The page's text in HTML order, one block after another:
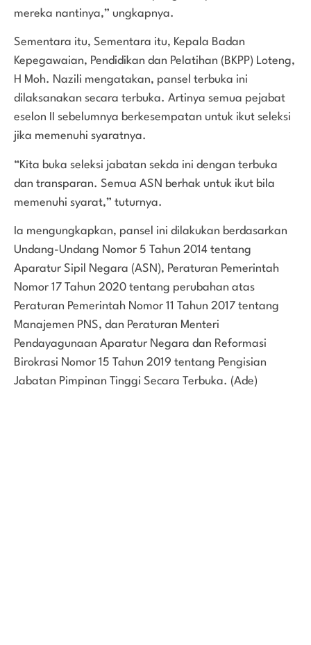
mereka nantinya,” ungkapnya.
Sementara itu, Sementara itu, Kepala Badan
Kepegawaian, Pendidikan dan Pelatihan (BKPP) Loteng,
H Moh. Nazili mengatakan, pansel terbuka ini
dilaksanakan secara terbuka. Artinya semua pejabat
eselon II sebelumnya berkesempatan untuk ikut seleksi
jika memenuhi syaratnya.
“Kita buka seleksi jabatan sekda ini dengan terbuka
dan transparan. Semua ASN berhak untuk ikut bila
memenuhi syarat,” tuturnya.
Ia mengungkapkan, pansel ini dilakukan berdasarkan
Undang-Undang Nomor 5 Tahun 2014 tentang
Aparatur Sipil Negara (ASN), Peraturan Pemerintah
Nomor 17 Tahun 2020 tentang perubahan atas
Peraturan Pemerintah Nomor 11 Tahun 2017 tentang
Manajemen PNS, dan Peraturan Menteri
Pendayagunaan Aparatur Negara dan Reformasi
Birokrasi Nomor 15 Tahun 2019 tentang Pengisian
Jabatan Pimpinan Tinggi Secara Terbuka. (Ade)